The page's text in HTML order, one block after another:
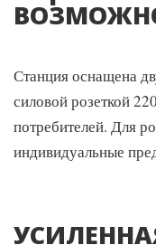
Станция оснащена
силовой розеткой
потребителей. Для
индивидуальные